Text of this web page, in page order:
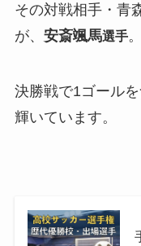
その対戦相手・青
が、 安斎颯馬選手。
決勝戦で1ゴールを
輝いています。